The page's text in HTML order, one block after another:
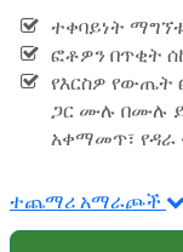
ተቀባይነት
ፎቶዎን በጥቂት
የእርስዎ የውጤት
ጋር ሙሉ በሙሉ
አቀማመጥ፣ የዳራ
ተጨማሪ አማራጮች